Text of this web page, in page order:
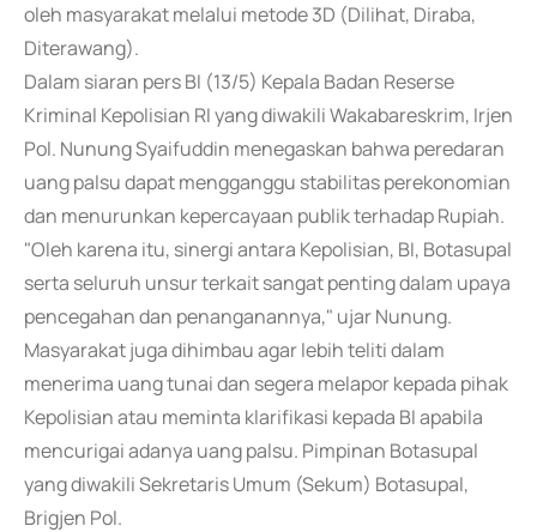
oleh masyarakat melalui metode 3D (Dilihat, Diraba,
Diterawang).
Dalam siaran pers BI (13/5) Kepala Badan Reserse
Kriminal Kepolisian RI yang diwakili Wakabareskrim, Irjen
Pol. Nunung Syaifuddin menegaskan bahwa peredaran
uang palsu dapat mengganggu stabilitas perekonomian
dan menurunkan kepercayaan publik terhadap Rupiah.
"Oleh karena itu, sinergi antara Kepolisian, BI, Botasupal
serta seluruh unsur terkait sangat penting dalam upaya
pencegahan dan penanganannya," ujar Nunung.
Masyarakat juga dihimbau agar lebih teliti dalam
menerima uang tunai dan segera melapor kepada pihak
Kepolisian atau meminta klarifikasi kepada BI apabila
mencurigai adanya uang palsu. Pimpinan Botasupal
yang diwakili Sekretaris Umum (Sekum) Botasupal,
Brigjen Pol.